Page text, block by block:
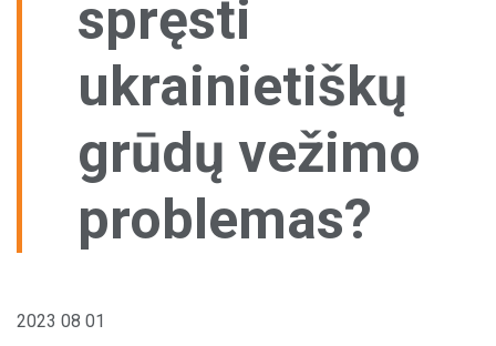
Sandėliavimo paslaugos
Vilkikų stovėjimo aikštelės
Kitos paslaugos
Pagal šalį
Aptarnavimo centrai
spręsti
ukrainietiškų
grūdų vežimo
problemas?
2023 08 01